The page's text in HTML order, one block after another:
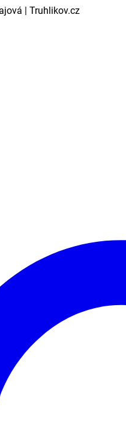
| Truhlikov.cz